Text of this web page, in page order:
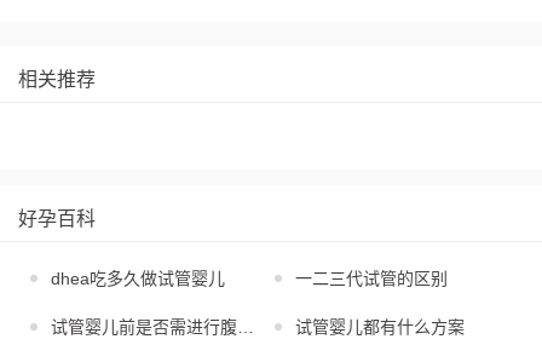
相关推荐
好孕百科
dhea吃多久做试管婴儿 一二三代试管的区别
试管婴儿都有什么方案